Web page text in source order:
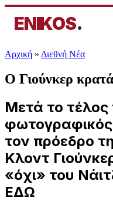
ENIKOS.
Αρχική » Διεθνή Νέα
Ο Γιούνκερ
Μετά το τέλος
τον πρόεδρο
Κλοντ
«όχι» του
ΕΔΩ